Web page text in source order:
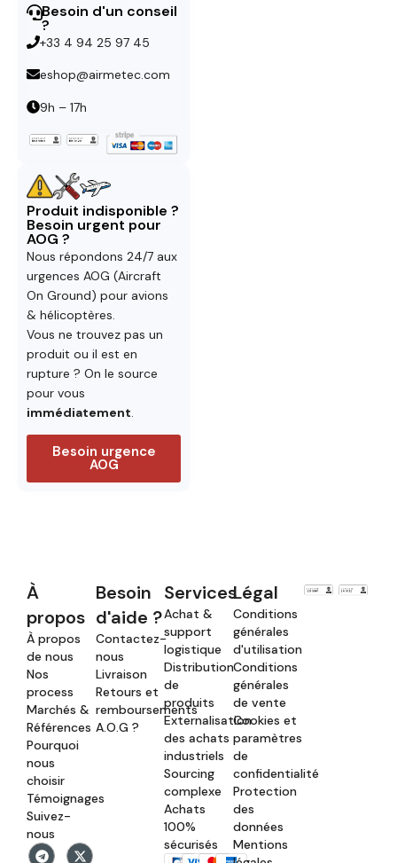
Besoin d'un conseil
?
+33 4 94 25 97 45
eshop@airmetec.com
9h – 17h
Produit indisponible ?
Besoin urgent pour
AOG ?
Nous répondons 24/7 aux
urgences AOG (Aircraft
On Ground) pour avions
& hélicoptères.
Vous ne trouvez pas un
produit ou il est en
rupture ? On le source
pour vous
immédiatement.
Besoin urgence
AOG
À
propos
À propos
de nous
Nos
process
Marchés &
Références
Pourquoi
nous
choisir
Témoignages
Suivez-
nous
Besoin
d'aide ?
Contactez-
nous
Livraison
Retours et
remboursements
A.O.G ?
Services
Achat &
support
logistique
Distribution
de
produits
Externalisation
des achats
industriels
Sourcing
complexe
Achats
100%
sécurisés
Légal
Conditions
générales
d'utilisation
Conditions
générales
de vente
Cookies et
paramètres
de
confidentialité
Protection
des
données
Mentions